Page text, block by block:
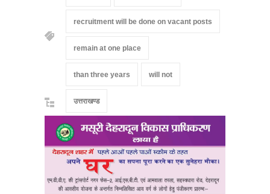
recruitment will be done on vacant posts
remain at one place
than three years will not
उत्तराखण्ड